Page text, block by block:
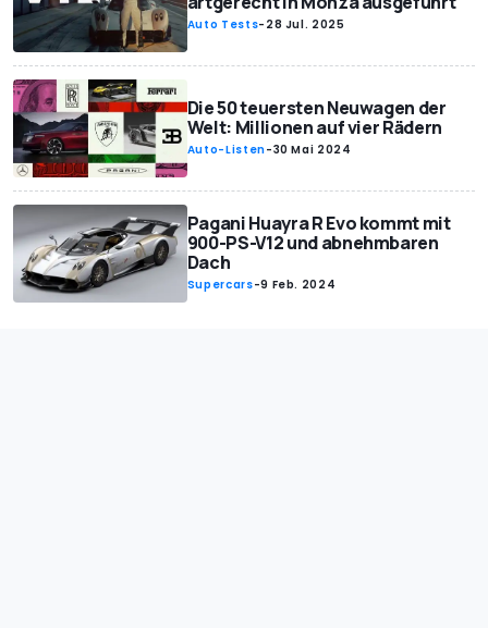
Auto Tests- 28 Jul. 2025
Die 50 teuersten Neuwagen der
Welt: Millionen auf vier Rädern
Auto-Listen-30 Mai 2024
Pagani Huayra R Evo kommt mit
900-PS-V12 und abnehmbaren
Dach
Supercars-9 Feb. 2024